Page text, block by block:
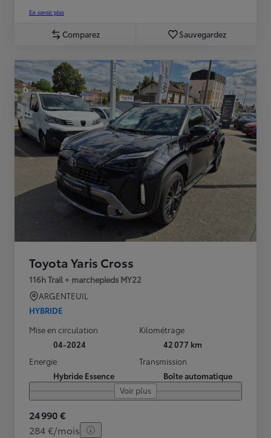
En savoir plus
Comparez Sauvegardez
Toyota Yaris Cross
116h Trail + marchepieds MY22
ARGENTEUIL
HYBRIDE
Mise en circulation
04-2024
Kilométrage
42 077 km
Energie
Hybride Essence
Transmission
Boîte automatique
Voir plus
24 990 €
284 €/mois